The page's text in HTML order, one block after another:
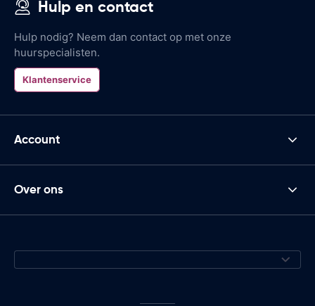
Hulp en contact
Hulp nodig? Neem dan contact op met onze
huurspecialisten.
Klantenservice
Account
Over ons